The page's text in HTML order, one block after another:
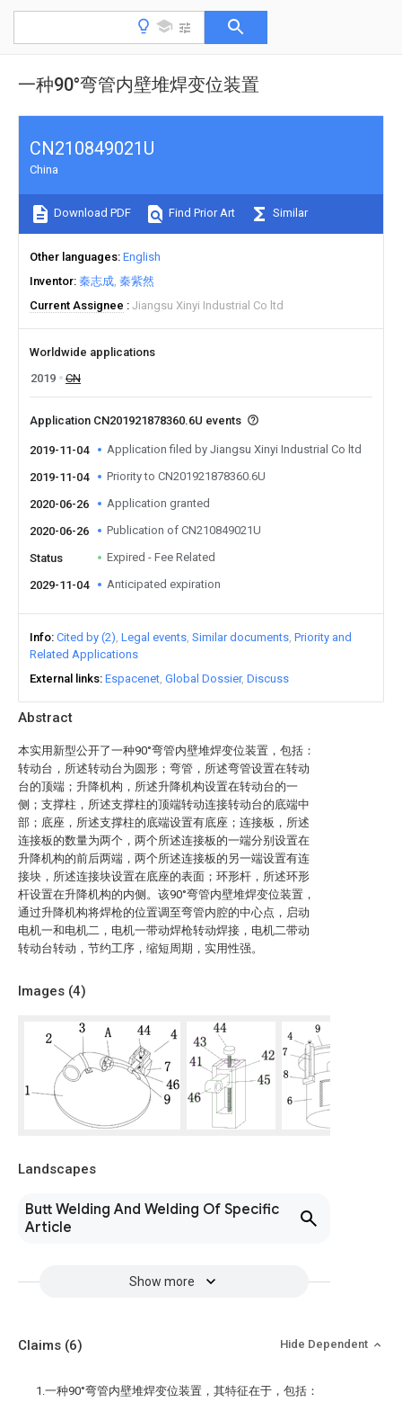
一种90°弯管内壁堆焊变位装置
Abstract
本实用新型公开了一种90°弯管内壁堆焊变位装置，包括：
转动台，所述转动台为圆形；弯管，所述弯管设置在转动
台的顶端；升降机构，所述升降机构设置在转动台的一
侧；支撑柱，所述支撑柱的顶端转动连接转动台的底端中
部；底座，所述支撑柱的底端设置有底座；连接板，所述
连接板的数量为两个，两个所述连接板的一端分别设置在
升降机构的前后两端，两个所述连接板的另一端设置有连
接块，所述连接块设置在底座的表面；环形杆，所述环形
杆设置在升降机构的内侧。该90°弯管内壁堆焊变位装置，
通过升降机构将焊枪的位置调至弯管内腔的中心点，启动
电机一和电机二，电机一带动焊枪转动焊接，电机二带动
转动台转动，节约工序，缩短周期，实用性强。
Images (4)
Landscapes
Butt Welding And Welding Of Specific
Article
Show more
CN210849021U
China
Download PDF Find Prior Art Similar
Other languages English
Inventor 秦志成 秦紫然
Current Assignee
Jiangsu Xinyi Industrial Co ltd
Worldwide applications
2019
CN
Application CN201921878360.6U events
2019-11-04 Application filed by Jiangsu Xinyi Industrial Co ltd
2019-11-04 Priority to CN201921878360.6U
2020-06-26 Application granted
2020-06-26 Publication of CN210849021U
Status Expired - Fee Related
2029-11-04 Anticipated expiration
Info Cited by (2) Legal events Similar documents Priority and
Related Applications
External links Espacenet Global Dossier Discuss
Claims (6) Hide Dependent
1.一种90°弯管内壁堆焊变位装置，其特征在于，包括：